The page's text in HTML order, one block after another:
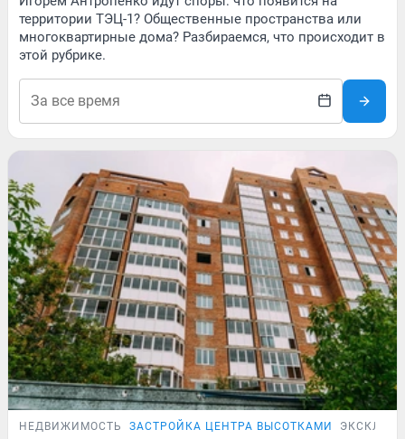
территории ТЭЦ-1? Общественные пространства или
многоквартирные дома? Разбираемся, что происходит в
этой рубрике.
НЕДВИЖИМОСТЬ ЗАСТРОЙКА ЦЕНТРА ВЫСОТКАМИ